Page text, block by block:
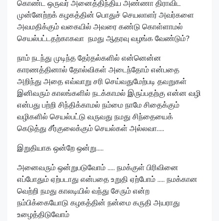
கொண்ட ஒருவர் அனைத்திந்திய அண்ணா திராவிட
முன்னேற்றக் கழகத்தின் பொதுச் செயலாளர் அவர்களை
அவமதிக்கும் வகையில் அவரை கண்டு கொள்ளாமல்
செயல்பட்டதற்காகவா நமது ஆதரவு வழங்க வேண்டும்?
நாம் நடந்து முடிந்த தேர்தல்களில் என்னென்ன
காரணத்தினால் தோல்விகள் அடைந்தோம் என்பதை
அறிந்து அதை எவ்வாறு சரி செய்வதுமேற்படி தவறுகள்
இனிவரும் காலங்களில் நடக்காமல் இருப்பதற்கு என்ன வழி
என்பது பற்றி சிந்திக்காமல் நம்மை நாமே சிதைக்கும்
வழிகளில் செயல்பட்டு வருவது நமது சிந்தையைக்
கெடுத்து சீர்குலைக்கும் செயல்கள் அல்லவா.....
இறுதியாக ஒன்றே ஒன்று.....
அனைவரும் ஒன்றுபடுவோம் ..... நமக்குள் பிரிவினை
எப்போதும் ஏற்படாது என்பதை உறுதி ஏற்போம் ..... நமக்கான
வெற்றி நமது காலடியில் வந்து சேரும் என்ற
நம்பிக்கையோடு கழகத்தின் நன்மை கருதி அயராது
உழைத்திடுவோம்